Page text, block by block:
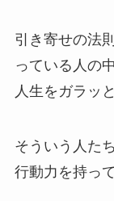
引き寄せの法
っている人の
人生をガラッ
そういう人た
行動力を持っ